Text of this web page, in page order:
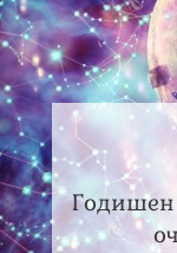
Годишен